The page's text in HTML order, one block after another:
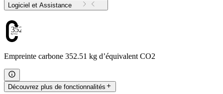
Logiciel et Assistance
352.51
Empreinte carbone 352.51 kg d’équivalent CO2
Découvrez plus de fonctionnalités